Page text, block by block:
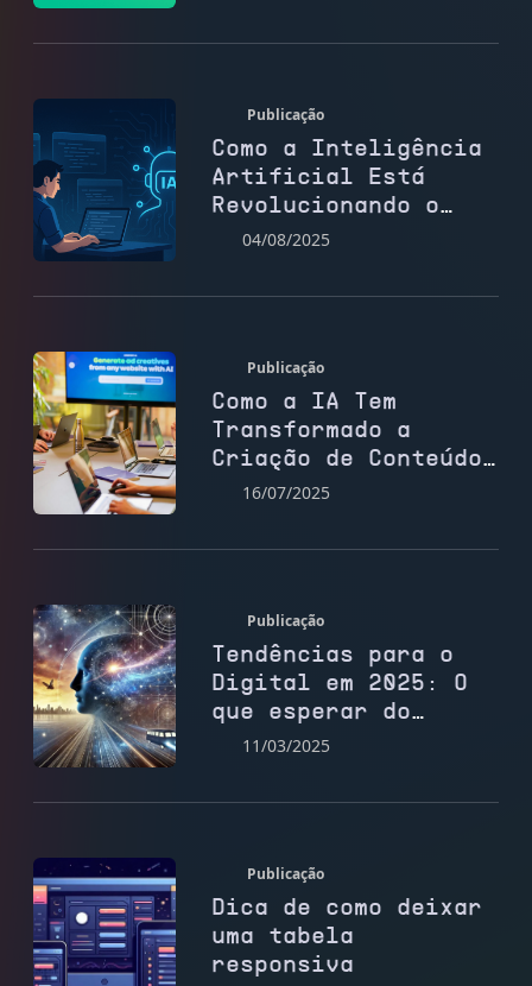
Publicação
Como a Inteligência
Artificial Está
Revolucionando o
Desenvolvimento Web
04/08/2025
Publicação
Como a IA Tem
Transformado a
Criação de Conteúdo
para Sites
16/07/2025
Publicação
Tendências para o
Digital em 2025: O
que esperar do
futuro do marketing
11/03/2025
Publicação
Dica de como deixar
uma tabela
responsiva